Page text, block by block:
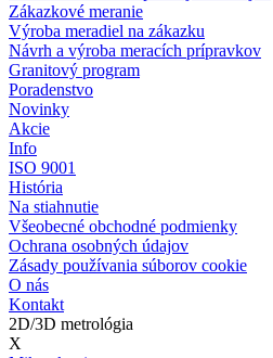
Zákazkové meranie
Výroba meradiel na zákazku
Návrh a výroba meracích prípravkov
Granitový program
Poradenstvo
Novinky
Akcie
Info
ISO 9001
História
Na stiahnutie
Všeobecné obchodné podmienky
Ochrana osobných údajov
Zásady používania súborov cookie
O nás
Kontakt
2D/3D metrológia
X